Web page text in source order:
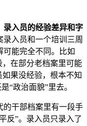
录入员的经验差异和字
入员和一个培训三周
能完全不同。比如
，在部分老档案里可能
果没经验，根本不知
“政治面貌”里去。
的干部档案里有一段手
反”。录入员只录入了